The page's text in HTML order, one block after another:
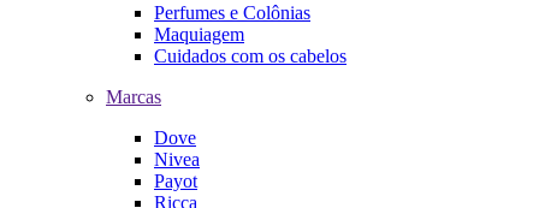
Perfumes e Colônias
Maquiagem
Cuidados com os cabelos
Marcas
Dove
Nivea
Payot
Ricca